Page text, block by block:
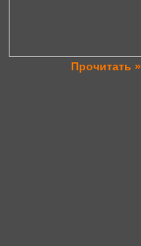
Прочитать »